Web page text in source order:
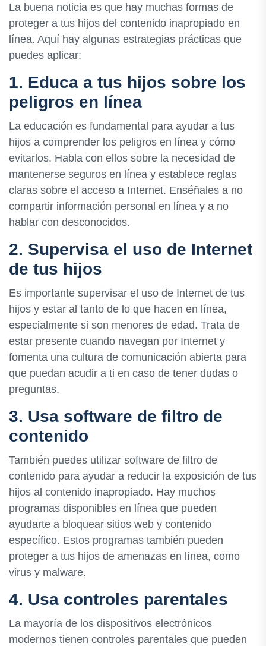
La buena noticia es que hay muchas formas de
proteger a tus hijos del contenido inapropiado en
línea. Aquí hay algunas estrategias prácticas que
puedes aplicar:
1. Educa a tus hijos sobre los
peligros en línea
La educación es fundamental para ayudar a tus
hijos a comprender los peligros en línea y cómo
evitarlos. Habla con ellos sobre la necesidad de
mantenerse seguros en línea y establece reglas
claras sobre el acceso a Internet. Enséñales a no
compartir información personal en línea y a no
hablar con desconocidos.
2. Supervisa el uso de Internet
de tus hijos
Es importante supervisar el uso de Internet de tus
hijos y estar al tanto de lo que hacen en línea,
especialmente si son menores de edad. Trata de
estar presente cuando navegan por Internet y
fomenta una cultura de comunicación abierta para
que puedan acudir a ti en caso de tener dudas o
preguntas.
3. Usa software de filtro de
contenido
También puedes utilizar software de filtro de
contenido para ayudar a reducir la exposición de tus
hijos al contenido inapropiado. Hay muchos
programas disponibles en línea que pueden
ayudarte a bloquear sitios web y contenido
específico. Estos programas también pueden
proteger a tus hijos de amenazas en línea, como
virus y malware.
4. Usa controles parentales
La mayoría de los dispositivos electrónicos
modernos tienen controles parentales que pueden